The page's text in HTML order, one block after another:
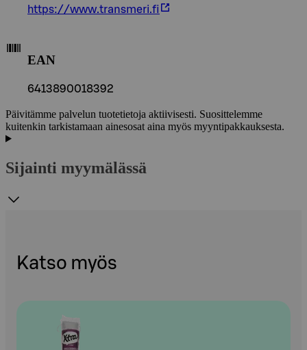
https://www.transmeri.fi
EAN
6413890018392
Päivitämme palvelun tuotetietoja aktiivisesti. Suosittelemme
kuitenkin tarkistamaan ainesosat aina myös myyntipakkauksesta.
Sijainti myymälässä
Katso myös